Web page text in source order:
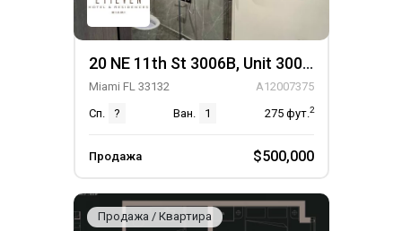
20 NE 11th St 3006B, Unit 3006B
Miami FL 33132
A12007375
Сп.
? Ван. 1 275 фут.2
Продажа $500,000
Продажа / Квартира